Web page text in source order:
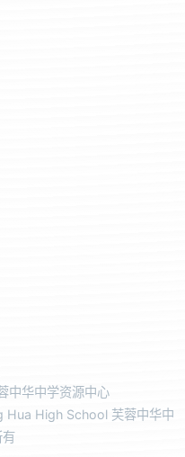
华中学资源中心
High School 芙蓉中华中
有